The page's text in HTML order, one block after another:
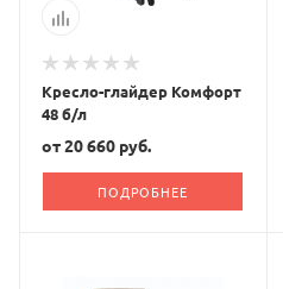
Кресло-глайдер Комфорт
48 б/л
от20 660 руб.
ПОДРОБНЕЕ